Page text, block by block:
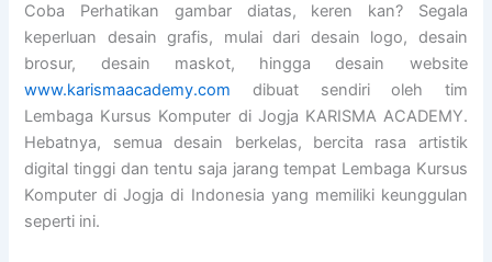
Coba Perhatikan gambar diatas, keren kan? Segala
keperluan desain grafis, mulai dari desain logo, desain
brosur, desain maskot, hingga desain website
www.karismaacademy.com dibuat sendiri oleh tim
Lembaga Kursus Komputer di Jogja KARISMA ACADEMY.
Hebatnya, semua desain berkelas, bercita rasa artistik
digital tinggi dan tentu saja jarang tempat Lembaga Kursus
Komputer di Jogja di Indonesia yang memiliki keunggulan
seperti ini.